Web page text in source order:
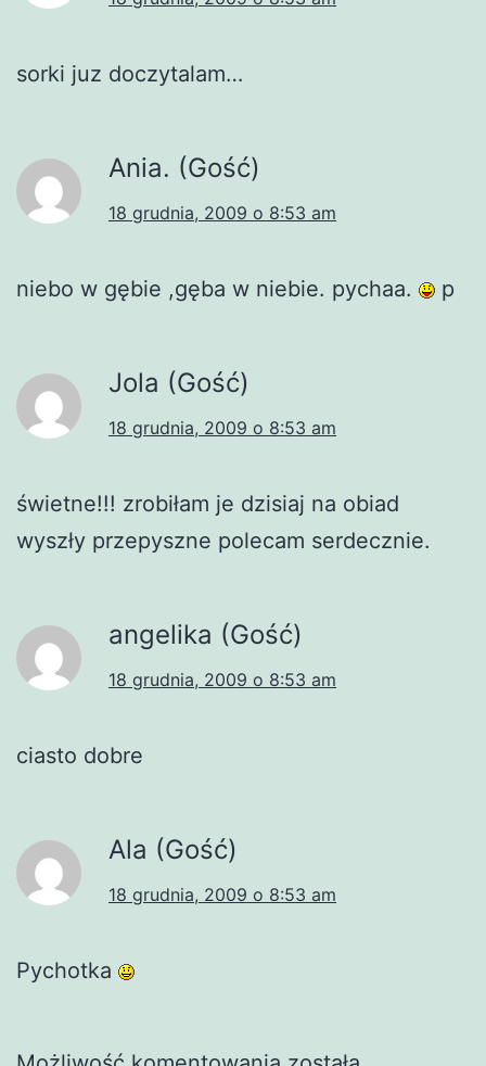
sorki juz doczytalam…
Ania. (Gość)
18 grudnia, 2009 o 8:53 am
niebo w gębie ,gęba w niebie. pychaa. p
Jola (Gość)
18 grudnia, 2009 o 8:53 am
świetne!!! zrobiłam je dzisiaj na obiad
wyszły przepyszne polecam serdecznie.
angelika (Gość)
18 grudnia, 2009 o 8:53 am
ciasto dobre
Ala (Gość)
18 grudnia, 2009 o 8:53 am
Pychotka